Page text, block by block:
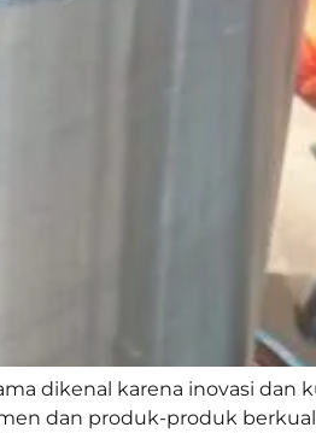
dikenal karena inovasi dan
dan produk-produk